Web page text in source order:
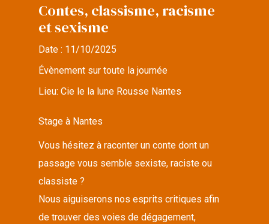
Contes, classisme, racisme
et sexisme
Date : 11/10/2025
Évènement sur toute la journée
Lieu:Cie le la lune Rousse Nantes
Stage à Nantes
Vous hésitez à raconter un conte dont un
passage vous semble sexiste, raciste ou
classiste ?
Nous aiguiserons nos esprits critiques afin
de trouver des voies de dégagement,